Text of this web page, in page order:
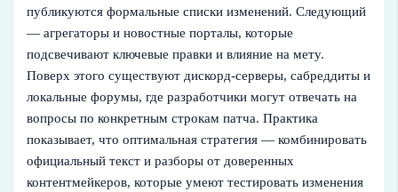
публикуются формальные списки изменений. Следующий
— агрегаторы и новостные порталы, которые
подсвечивают ключевые правки и влияние на мету.
Поверх этого существуют дискорд‑серверы, сабреддиты и
локальные форумы, где разработчики могут отвечать на
вопросы по конкретным строкам патча. Практика
показывает, что оптимальная стратегия — комбинировать
официальный текст и разборы от доверенных
контентмейкеров, которые умеют тестировать изменения